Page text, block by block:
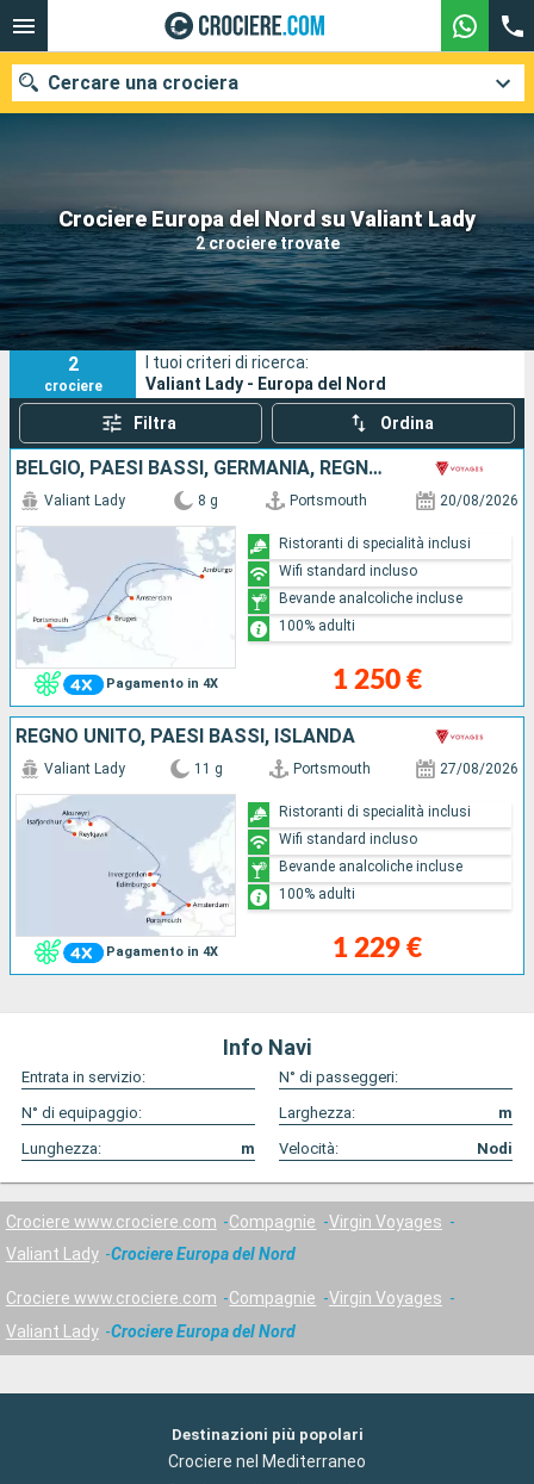
Crociere Europa del Nord su Valiant Lady
2 crociere trovate
Cercare una crociera
Le nostre destinazioni
Mesi di partenza
Porti Compagnie
Ricerca
2
crociere
I tuoi criteri di ricerca:
Valiant Lady - Europa del Nord
Filtra Ordina
BELGIO, PAESI BASSI, GERMANIA, REGNO UNITO
Pagamento in 4X
Valiant Lady 8 g Portsmouth 20/08/2026
1 250 €
Ristoranti di specialità inclusi
Wifi standard incluso
Bevande analcoliche incluse
100% adulti
REGNO UNITO, PAESI BASSI, ISLANDA
Pagamento in 4X
Valiant Lady 11 g Portsmouth 27/08/2026
1 229 €
Ristoranti di specialità inclusi
Wifi standard incluso
Bevande analcoliche incluse
100% adulti
Info Navi
Entrata in servizio:
N° di passeggeri:
N° di equipaggio:
Larghezza:
m
Lunghezza:
m Velocità: Nodi
Crociere www.crociere.com Compagnie
Virgin Voyages
Valiant Lady
Crociere Europa del Nord
Crociere www.crociere.com Compagnie
Virgin Voyages
Valiant Lady
Crociere Europa del Nord
Destinazioni più popolari
Crociere nel Mediterraneo